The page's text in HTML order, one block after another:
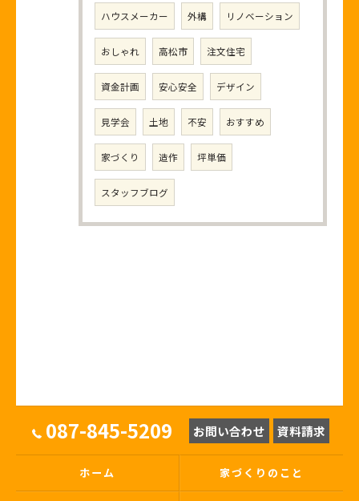
ハウスメーカー 外構 リノベーション
おしゃれ 高松市 注文住宅
資金計画 安心安全 デザイン
見学会 土地 不安 おすすめ
家づくり 造作 坪単価
スタッフブログ
087-845-5209 お問い合わせ 資料請求
ホーム 家づくりのこと